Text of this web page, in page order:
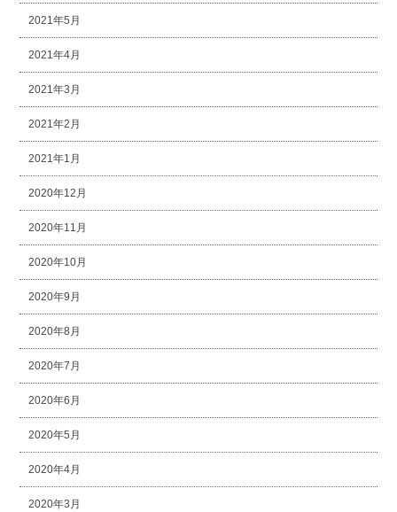
2021年5月
2021年4月
2021年3月
2021年2月
2021年1月
2020年12月
2020年11月
2020年10月
2020年9月
2020年8月
2020年7月
2020年6月
2020年5月
2020年4月
2020年3月